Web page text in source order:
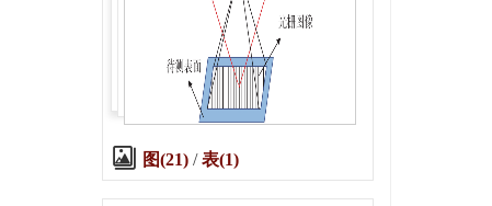
图(21)/表(1)